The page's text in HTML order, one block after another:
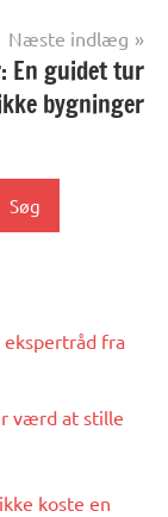
Næste indlæg
En guidet tur
bygninger
Søg
ekspertråd fra
værd at stille
koste en